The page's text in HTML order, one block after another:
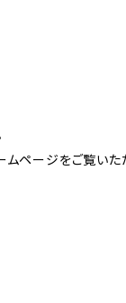
ページをご覧いた